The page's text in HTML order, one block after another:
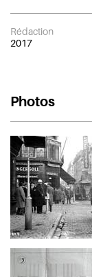
Rédaction
2017
Photos